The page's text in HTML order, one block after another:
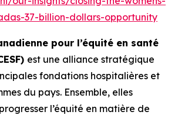
37-billion-dollars-opportunity
pour l’équité en santé
est une alliance stratégique
fondations hospitalières et
du pays. Ensemble, elles
l’équité en matière de